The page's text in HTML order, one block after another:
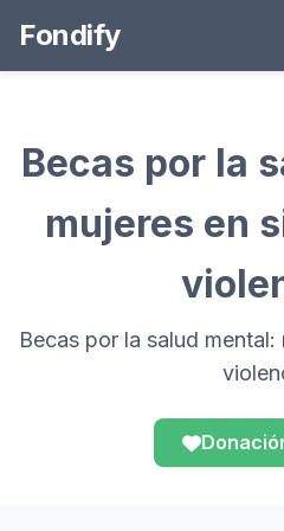
Fondify
Becas por la
mujeres en
Becas por la salud